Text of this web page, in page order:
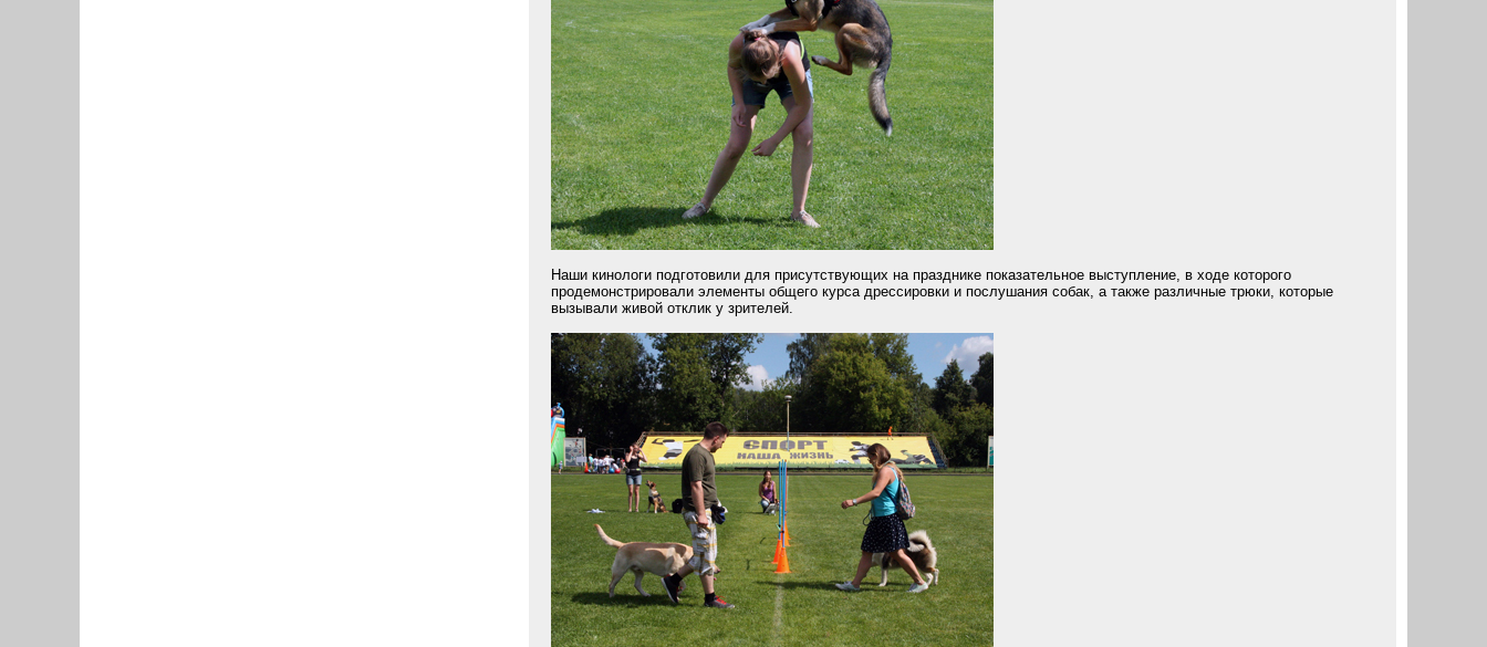
Наши кинологи подготовили для присутствующих на празднике показательное выступление, в ходе которого
продемонстрировали элементы общего курса дрессировки и послушания собак, а также различные трюки, которые
вызывали живой отклик у зрителей.